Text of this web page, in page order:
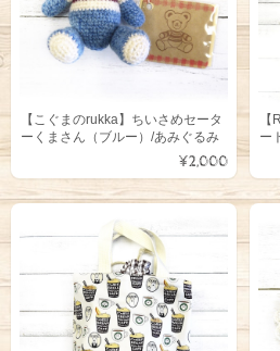
【こぐまのrukka】ちいさめセータ
ーくまさん（ブルー）/あみぐるみ
¥2,000
ー